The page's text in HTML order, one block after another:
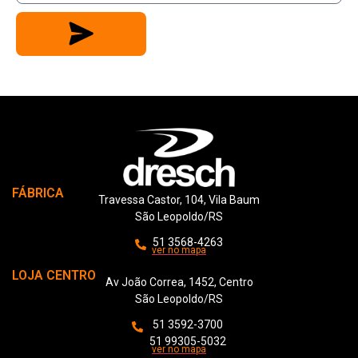
FÁBRICA
Travessa Castor, 104, Vila Baum
São Leopoldo/RS
51 3568-4263
ver no mapa
LOJA CENTRO
Av João Correa, 1452, Centro
São Leopoldo/RS
51 3592-3700
51 99305-5032
ver no mapa